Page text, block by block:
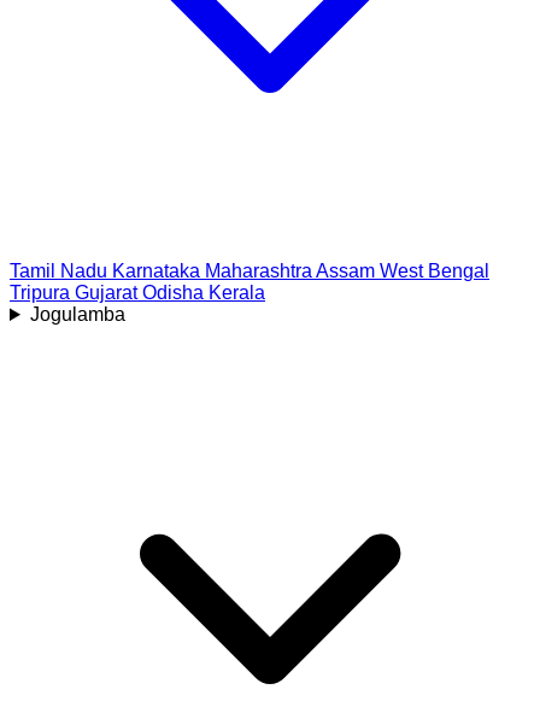
Tamil Nadu Karnataka Maharashtra Assam West Bengal
Tripura Gujarat Odisha Kerala
Jogulamba